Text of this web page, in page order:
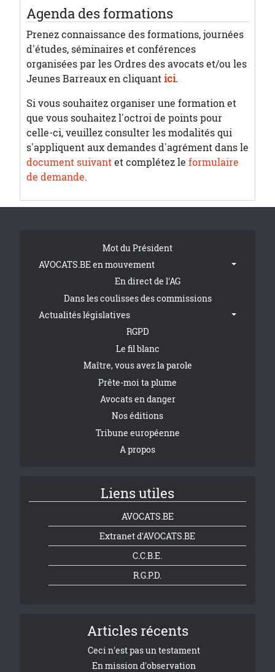
Agenda des formations
Prenez connaissance des formations, journées
d'études, séminaires et conférences
organisées par les Ordres des avocats et/ou les
Jeunes Barreaux en cliquantici.
Si vous souhaitez organiser une formation et
que vous souhaitez l'octroi de points pour
celle-ci, veuillez consulter les modalités qui
s'appliquent aux demandes d'agrément dans le
document suivantet complétez le formulaire
de demande.
Tribune FooterMot du Président
AVOCATS.BE en mouvement
En direct de l'AG
Dans les coulisses des commissions
Actualités législatives
RGPD
Le fil blanc
Maître, vous avez la parole
Prête-moi ta plume
Avocats en danger
Nos éditions
Tribune européenne
A propos
Liens utiles
AVOCATS.BE
Extranet d'AVOCATS.BE
C.C.B.E.
R.G.P.D.
Articles récents
Ceci n'est pas un testament
En mission d'observation